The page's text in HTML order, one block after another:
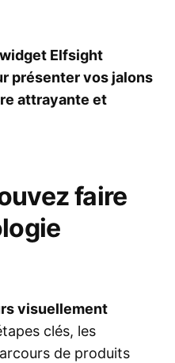
Elfsight
présenter vos jalons
attrayante et
faire
visuellement
clés, les
de produits